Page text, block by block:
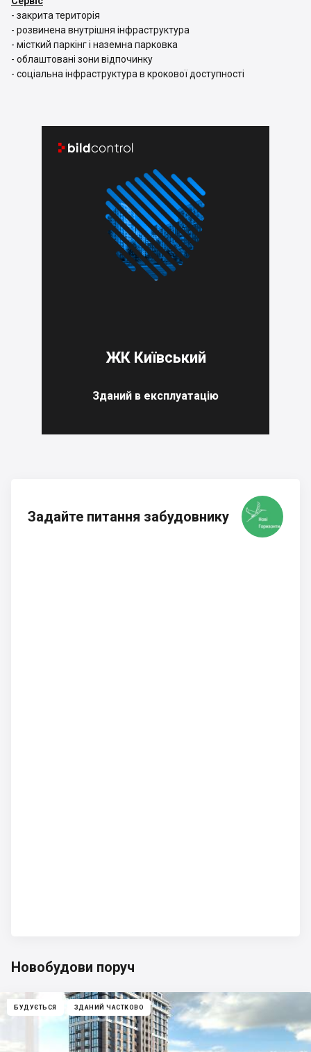
- закрита територія
- розвинена внутрішня інфраструктура
- місткий паркінг і наземна парковка
- облаштовані зони відпочинку
- соціальна інфраструктура в крокової доступності
 
ЖК Київський
Зданий в експлуатацію
Задайте питання забудовнику
Новобудови поруч
БУДУЄТЬСЯ ЗДАНИЙ ЧАСТКОВО